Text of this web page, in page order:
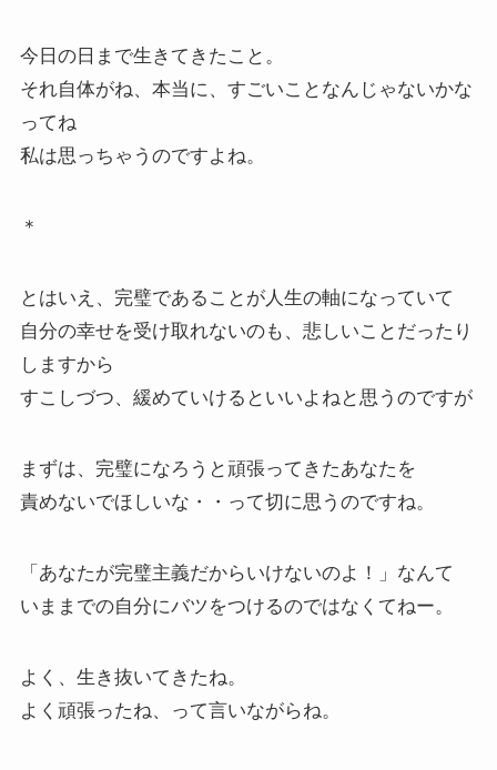
今日の日まで生きてきたこと。
それ自体がね、本当に、すごいことなんじゃないかな
ってね
私は思っちゃうのですよね。
＊
とはいえ、完璧であることが人生の軸になっていて
自分の幸せを受け取れないのも、悲しいことだったり
しますから
すこしづつ、緩めていけるといいよねと思うのですが
まずは、完璧になろうと頑張ってきたあなたを
責めないでほしいな・・って切に思うのですね。
「あなたが完璧主義だからいけないのよ！」なんて
いままでの自分にバツをつけるのではなくてねー。
よく、生き抜いてきたね。
よく頑張ったね、って言いながらね。